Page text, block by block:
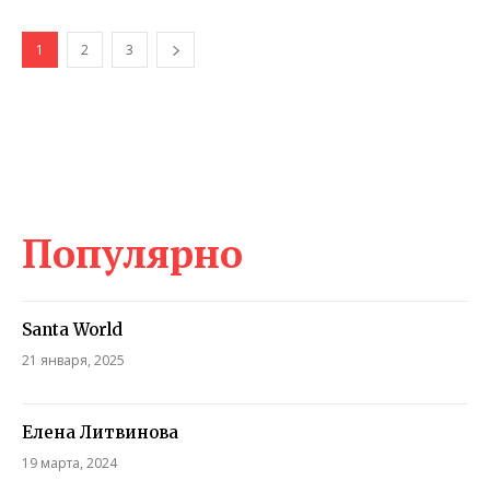
1 2 3
Популярно
Santa World
21 января, 2025
Елена Литвинова
19 марта, 2024